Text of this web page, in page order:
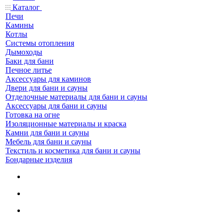
Каталог
Печи
Камины
Котлы
Системы отопления
Дымоходы
Баки для бани
Печное литье
Аксессуары для каминов
Двери для бани и сауны
Отделочные материалы для бани и сауны
Аксессуары для бани и сауны
Готовка на огне
Изоляционные материалы и краска
Камни для бани и сауны
Мебель для бани и сауны
Текстиль и косметика для бани и сауны
Бондарные изделия